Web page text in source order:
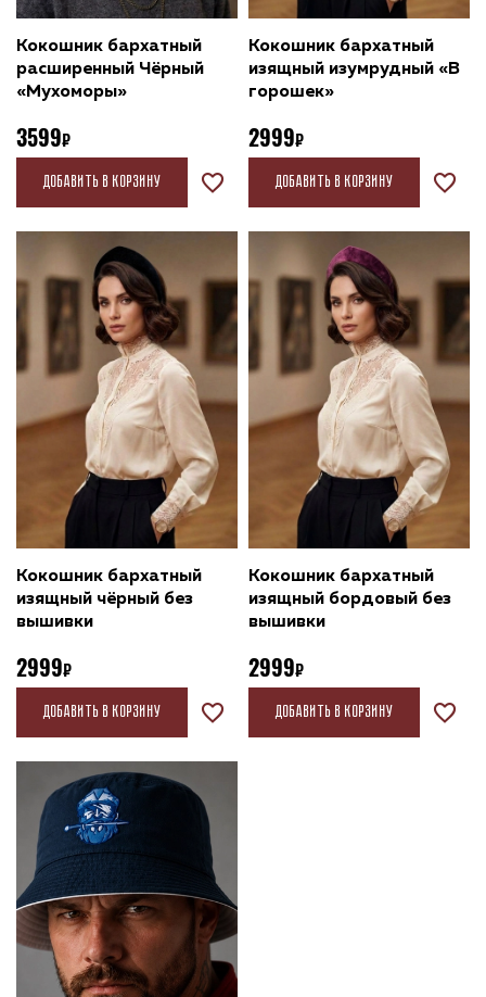
Кокошник бархатный
расширенный Чёрный
«Мухоморы»
3599
Добавить в корзину
Кокошник бархатный
изящный изумрудный «В
горошек»
2999
Добавить в корзину
Кокошник бархатный
изящный чёрный без
вышивки
2999
Добавить в корзину
Кокошник бархатный
изящный бордовый без
вышивки
2999
Добавить в корзину